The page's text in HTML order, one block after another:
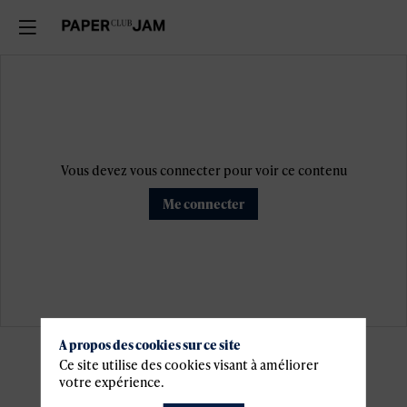
Vous devez vous connecter pour voir ce contenu
Me connecter
Informations
A propos des cookies sur ce site
Ce site utilise des cookies visant à améliorer
votre expérience.